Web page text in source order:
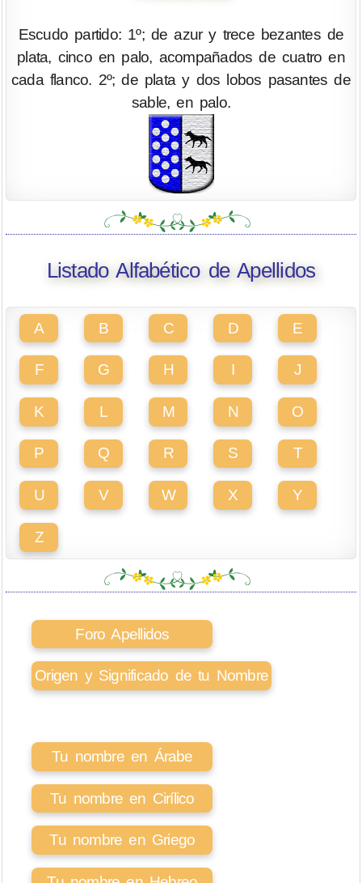
Escudo partido: 1º; de azur y trece bezantes de
plata, cinco en palo, acompañados de cuatro en
cada flanco. 2º; de plata y dos lobos pasantes de
sable, en palo.
Listado Alfabético de Apellidos
A B C D E
F G H I J
K L M N O
P Q R S T
U V W X Y
Z
Foro Apellidos
Origen y Significado de tu Nombre
Tu nombre en Árabe
Tu nombre en Cirílico
Tu nombre en Griego